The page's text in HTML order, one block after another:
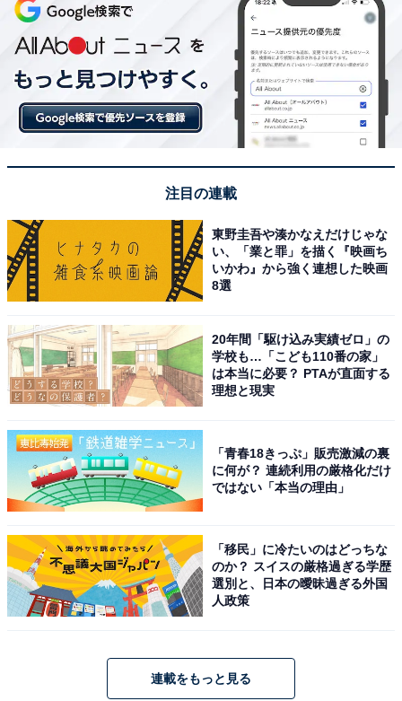
注目の連載
東野圭吾や湊かなえだけじゃな
い、「業と罪」を描く『映画ち
いかわ』から強く連想した映画
8選
20年間「駆け込み実績ゼロ」の
学校も…「こども110番の家」
は本当に必要？ PTAが直面する
理想と現実
「青春18きっぷ」販売激減の裏
に何が？ 連続利用の厳格化だけ
ではない「本当の理由」
「移民」に冷たいのはどっちな
のか？ スイスの厳格過ぎる学歴
選別と、日本の曖昧過ぎる外国
人政策
連載をもっと見る